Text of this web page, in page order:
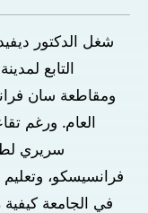
شغل الدكتور
العام. ورغم
سريري
فرانسيسكو،
في الجامعة